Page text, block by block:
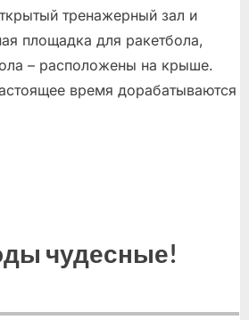
тренажерный зал и
площадка для ракетбола,
– расположены на крыше.
время дорабатываются
чудесные!